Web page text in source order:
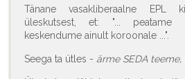
Tänane vasakliberaalne EPL
üleskutsest, et: "... peatame
keskendume ainult koroonale ...".
Seega ta ütles - ärme SEDA